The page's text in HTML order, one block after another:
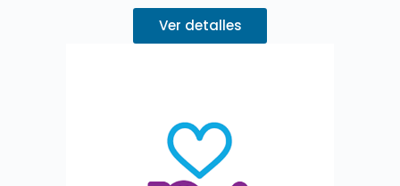
interés con MercadoPago.Describa su pedido 👇
Ver detalles